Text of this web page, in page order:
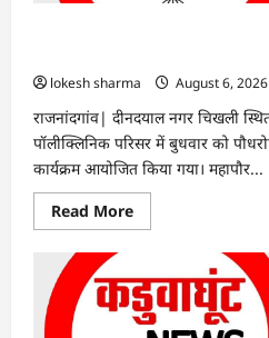
की
लहर
lokesh sharma
August 6, 2026
राजनांदगांव| दीनदयाल नगर चिखली
पॉलीक्लिनिक परिसर में बुधवार को
कार्यक्रम आयोजित किया गया। महापौर...
Read MoreRead
more
:
आयुष
पॉलीक्लिनिक
परिसर